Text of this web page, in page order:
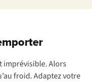
imprévisible. Alors
froid. Adaptez votre